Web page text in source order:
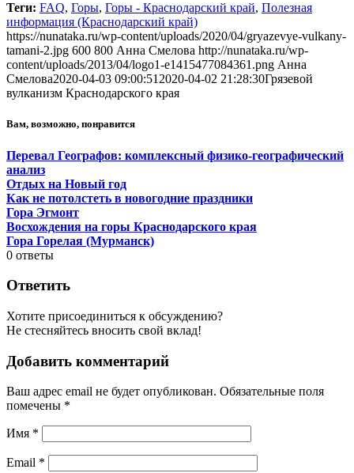
Теги: FAQ, Горы, Горы - Краснодарский край, Полезная
информация (Краснодарский край)
https://nunataka.ru/wp-content/uploads/2020/04/gryazevye-vulkany-
tamani-2.jpg 600 800 Анна Смелова http://nunataka.ru/wp-
content/uploads/2013/04/logo1-e1415477084361.png Анна
Смелова2020-04-03 09:00:51 2020-04-02 21:28:30Грязевой
вулканизм Краснодарского края
Вам, возможно, понравится
Перевал Географов: комплексный физико-географический
анализ
Отдых на Новый год
Как не потолстеть в новогодние праздники
Гора Эгмонт
Восхождения на горы Краснодарского края
Гора Горелая (Мурманск)
0 ответы
Ответить
Хотите присоединиться к обсуждению?
Не стесняйтесь вносить свой вклад!
Добавить комментарий
Ваш адрес email не будет опубликован. Обязательные поля
помечены *
Имя *
Email *